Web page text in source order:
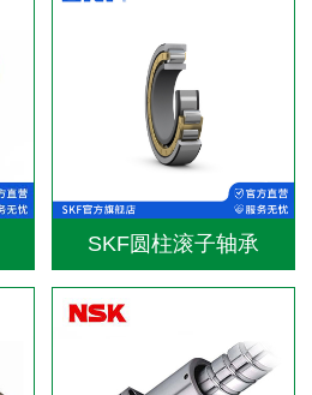
SKF圆柱滚子轴承